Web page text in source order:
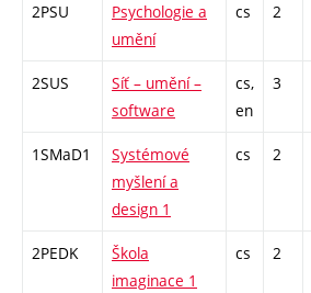
2PSU
Psychologie a
umění
cs 2
2SUS
Síť – umění –
software
cs,
en
3
1SMaD1
Systémové
myšlení a
design 1
cs 2
2PEDK
Škola
imaginace 1
cs 2